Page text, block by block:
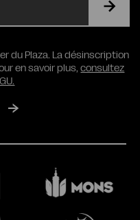
du Plaza. La désinscription
en savoir plus,consultez